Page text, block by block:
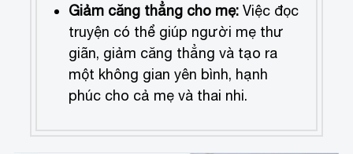
Giảm căng thẳng cho mẹ: Việc đọc
truyện có thể giúp người mẹ thư
giãn, giảm căng thẳng và tạo ra
một không gian yên bình, hạnh
phúc cho cả mẹ và thai nhi.